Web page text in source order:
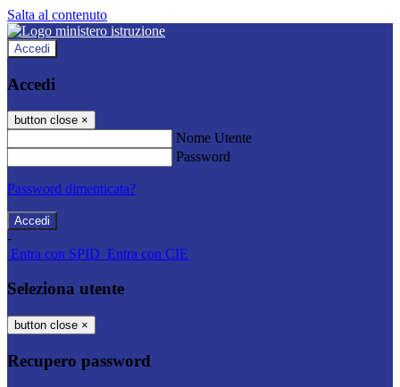
Salta al contenuto
Accedi
Accedi
button close ×
Nome Utente
Password
Password dimenticata?
-
Entra con SPID Entra con CIE
Seleziona utente
button close ×
Recupero password